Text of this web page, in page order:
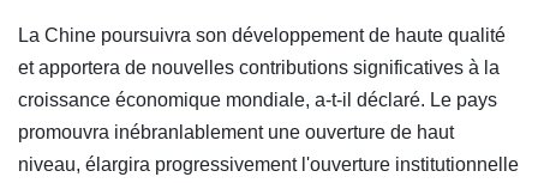
La Chine poursuivra son développement de haute qualité
et apportera de nouvelles contributions significatives à la
croissance économique mondiale, a-t-il déclaré. Le pays
promouvra inébranlablement une ouverture de haut
niveau, élargira progressivement l'ouverture institutionnelle